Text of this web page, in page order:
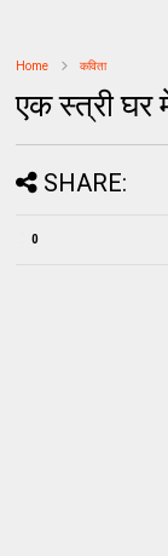
Home कविता
एक स्त्री घर
SHARE:
0